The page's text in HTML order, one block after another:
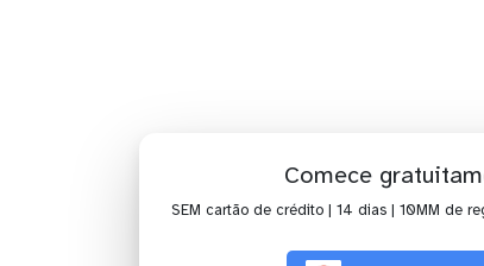
Comece
SEM cartão de crédito | 14 dias | 10MM de